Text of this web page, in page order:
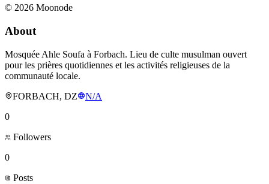
© 2026 Moonode
About
Mosquée Ahle Soufa à Forbach. Lieu de culte musulman ouvert
pour les prières quotidiennes et les activités religieuses de la
communauté locale.
FORBACH, DZ
N/A
0
Followers
0
Posts